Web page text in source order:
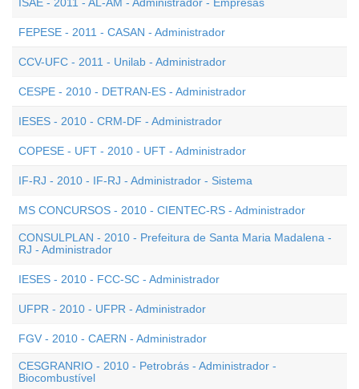
FEPESE - 2011 - CASAN - Administrador
CCV-UFC - 2011 - Unilab - Administrador
CESPE - 2010 - DETRAN-ES - Administrador
IESES - 2010 - CRM-DF - Administrador
COPESE - UFT - 2010 - UFT - Administrador
IF-RJ - 2010 - IF-RJ - Administrador - Sistema
MS CONCURSOS - 2010 - CIENTEC-RS - Administrador
CONSULPLAN - 2010 - Prefeitura de Santa Maria Madalena -
RJ - Administrador
IESES - 2010 - FCC-SC - Administrador
UFPR - 2010 - UFPR - Administrador
FGV - 2010 - CAERN - Administrador
CESGRANRIO - 2010 - Petrobrás - Administrador -
Biocombustível